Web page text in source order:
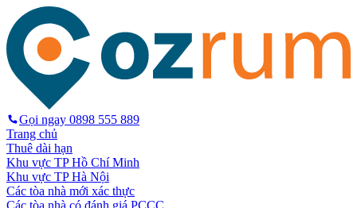
Gọi ngay 0898 555 889
Trang chủ
Thuê dài hạn
Khu vực TP Hồ Chí Minh
Khu vực TP Hà Nội
Các tòa nhà mới xác thực
Các tòa nhà có đánh giá PCCC